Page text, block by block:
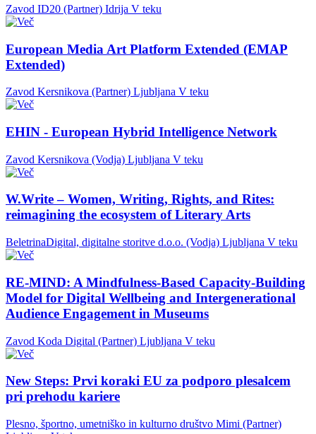
Zavod ID20 (Partner) Idrija V teku
European Media Art Platform Extended (EMAP
Extended)
Zavod Kersnikova (Partner) Ljubljana V teku
EHIN - European Hybrid Intelligence Network
Zavod Kersnikova (Vodja) Ljubljana V teku
W.Write – Women, Writing, Rights, and Rites:
reimagining the ecosystem of Literary Arts
BeletrinaDigital, digitalne storitve d.o.o. (Vodja) Ljubljana V teku
RE-MIND: A Mindfulness-Based Capacity-Building
Model for Digital Wellbeing and Intergenerational
Audience Engagement in Museums
Zavod Koda Digital (Partner) Ljubljana V teku
New Steps: Prvi koraki EU za podporo plesalcem
pri prehodu kariere
Plesno, športno, umetniško in kulturno društvo Mimi (Partner)